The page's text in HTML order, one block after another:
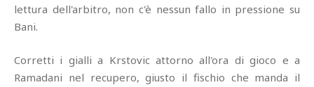
lettura dell'arbitro, non c'è nessun fallo in pressione su
Bani.
Corretti i gialli a Krstovic attorno all'ora di gioco e a
Ramadani nel recupero, giusto il fischio che manda il